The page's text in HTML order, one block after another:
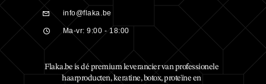
info@flaka.be
Ma-vr: 9:00 - 18:00
Flaka.be is dé premium leverancier van professionele
haarproducten, keratine, botox, proteïne en